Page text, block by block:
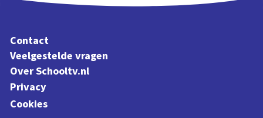
Contact
Veelgestelde vragen
Over Schooltv.nl
Privacy
Cookies